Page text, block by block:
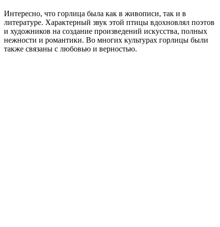
Интересно, что горлица была как в живописи, так и в
литературе. Характерный звук этой птицы вдохновлял поэтов
и художников на создание произведений искусства, полных
нежности и романтики. Во многих культурах горлицы были
также связаны с любовью и верностью.